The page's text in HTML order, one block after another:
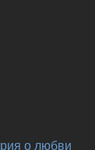
о любви